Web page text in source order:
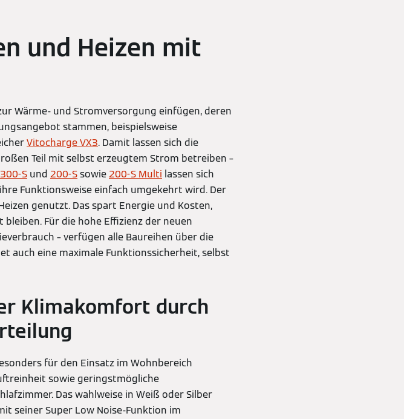
und Heizen mit
Wärme- und Stromversorgung einfügen, deren
stammen, beispielsweise
Vitocharge VX3. Damit lassen sich die
Teil mit selbst erzeugtem Strom betreiben –
S und 200-Ssowie200-S Multi lassen sich
Funktionsweise einfach umgekehrt wird. Der
genutzt. Das spart Energie und Kosten,
Für die hohe Effizienz der neuen
– verfügen alle Baureihen über die
auch eine maximale Funktionssicherheit, selbst
Klimakomfort durch
für den Einsatz im Wohnbereich
sowie geringstmögliche
Das wahlweise in Weiß oder Silber
seiner Super Low Noise-Funktion im